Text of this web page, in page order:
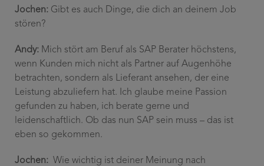
Jochen: Gibt es auch Dinge, die dich an deinem Job
stören?
Andy: Mich stört am Beruf als SAP Berater höchstens,
wenn Kunden mich nicht als Partner auf Augenhöhe
betrachten, sondern als Lieferant ansehen, der eine
Leistung abzuliefern hat. Ich glaube meine Passion
gefunden zu haben, ich berate gerne und
leidenschaftlich. Ob das nun SAP sein muss – das ist
eben so gekommen.
Jochen: Wie wichtig ist deiner Meinung nach